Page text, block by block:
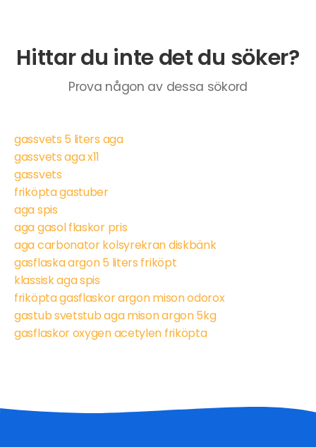
Hittar du inte det du söker?
Prova någon av dessa sökord
gassvets 5 liters aga
gassvets aga x11
gassvets
friköpta gastuber
aga spis
aga gasol flaskor pris
aga carbonator kolsyrekran diskbänk
gasflaska argon 5 liters friköpt
klassisk aga spis
friköpta gasflaskor argon mison odorox
gastub svetstub aga mison argon 5kg
gasflaskor oxygen acetylen friköpta